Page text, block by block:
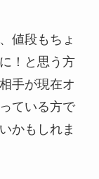
値段もちょ
！と思う方
手が現在オ
ている方で
かもしれま